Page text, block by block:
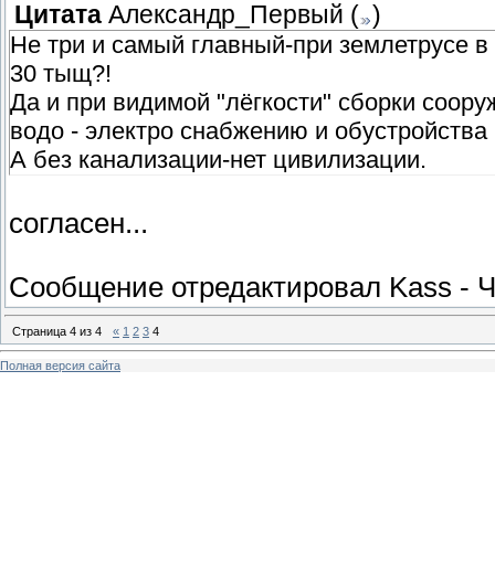
Цитата Александр_Первый ( )
Не три и самый главный-при землетрусе
30 тыщ?!
Да и при видимой "лёгкости" сборки
водо - электро снабжению и обустройства
А без канализации-нет цивилизации.
согласен...
Сообщение отредактировал Kass -
Страница 4 из 4 « 1 2 3 4
Полная версия сайта